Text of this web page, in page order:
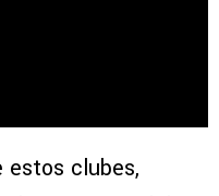
estos clubes,